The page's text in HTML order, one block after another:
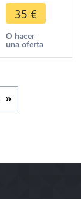
Sarawak
Charles
Brooke
Rajah 1870
35 €
O hacer
una oferta